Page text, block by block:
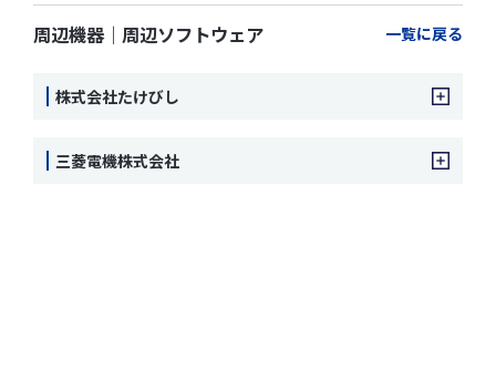
周辺機器｜周辺ソフトウェア 一覧に戻る
株式会社たけびし
三菱電機株式会社